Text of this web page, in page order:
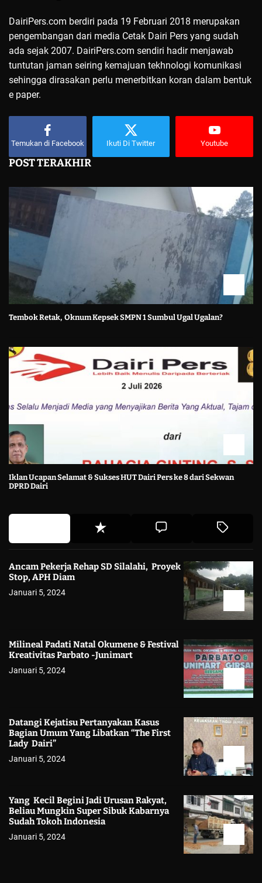
DairiPers.com berdiri pada 19 Februari 2018 merupakan
pengembangan dari media Cetak Dairi Pers yang sudah
ada sejak 2007. DairiPers.com sendiri hadir menjawab
tuntutan jaman seiring kemajuan tekhnologi komunikasi
sehingga dirasakan perlu menerbitkan koran dalam bentuk
e paper.
Temukan di Facebook Ikuti Di Twitter Youtube
POST TERAKHIR
Tembok Retak, Oknum Kepsek SMPN 1 Sumbul Ugal Ugalan?
Iklan Ucapan Selamat & Sukses HUT Dairi Pers ke 8 dari Sekwan
DPRD Dairi
Ancam Pekerja Rehap SD Silalahi, Proyek
Stop, APH Diam
Januari 5, 2024
Milineal Padati Natal Okumene & Festival
Kreativitas Parbato -Junimart
Januari 5, 2024
Datangi Kejatisu Pertanyakan Kasus
Bagian Umum Yang Libatkan “The First
Lady Dairi”
Januari 5, 2024
Yang Kecil Begini Jadi Urusan Rakyat,
Beliau Mungkin Super Sibuk Kabarnya
Sudah Tokoh Indonesia
Januari 5, 2024